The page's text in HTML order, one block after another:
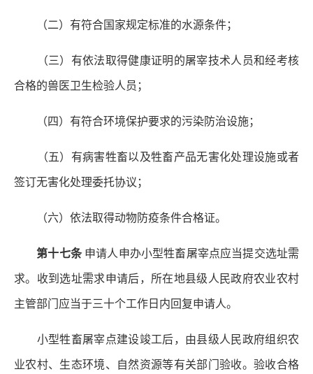
（二）有符合国家规定标准的水源条件；
（三）有依法取得健康证明的屠宰技术人员和经考核
合格的兽医卫生检验人员；
（四）有符合环境保护要求的污染防治设施；
（五）有病害牲畜以及牲畜产品无害化处理设施或者
签订无害化处理委托协议；
（六）依法取得动物防疫条件合格证。
第十七条申请人申办小型牲畜屠宰点应当提交选址需
求。收到选址需求申请后，所在地县级人民政府农业农村
主管部门应当于三十个工作日内回复申请人。
小型牲畜屠宰点建设竣工后，由县级人民政府组织农
业农村、生态环境、自然资源等有关部门验收。验收合格